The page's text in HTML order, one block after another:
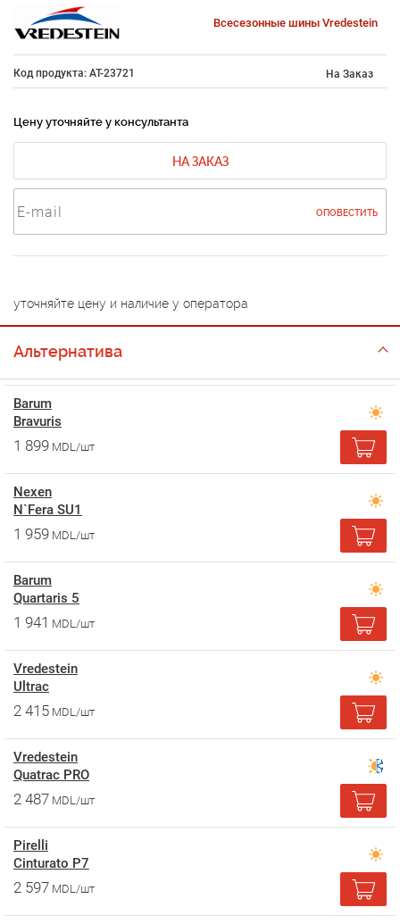
Всесезонные шины Vredestein
Код продукта: AT-23721 На Заказ
Цену уточняйте у консультанта
НА ЗАКАЗ
ОПОВЕСТИТЬ
уточняйте цену и наличие у оператора
Альтернатива
Barum
Bravuris
1 899 MDL/шт
Nexen
N`Fera SU1
1 959 MDL/шт
Barum
Quartaris 5
1 941 MDL/шт
Vredestein
Ultrac
2 415 MDL/шт
Vredestein
Quatrac PRO
2 487 MDL/шт
Pirelli
Cinturato P7
2 597 MDL/шт